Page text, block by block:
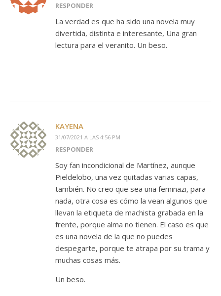
RESPONDER
La verdad es que ha sido una novela muy
divertida, distinta e interesante, Una gran
lectura para el veranito. Un beso.
KAYENA
31/07/2021 A LAS 4:56 PM
RESPONDER
Soy fan incondicional de Martínez, aunque
Pieldelobo, una vez quitadas varias capas,
también. No creo que sea una feminazi, para
nada, otra cosa es cómo la vean algunos que
llevan la etiqueta de machista grabada en la
frente, porque alma no tienen. El caso es que
es una novela de la que no puedes
despegarte, porque te atrapa por su trama y
muchas cosas más.
Un beso.